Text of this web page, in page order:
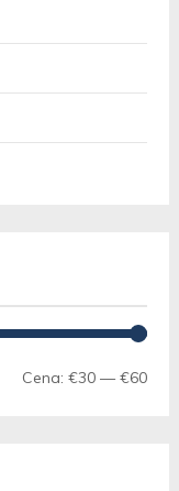
Min
Max
Cena:€30 —€60